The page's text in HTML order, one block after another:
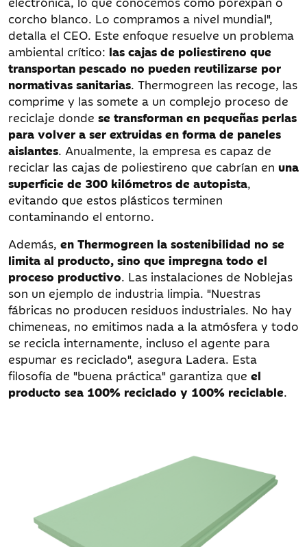
corcho blanco. Lo compramos a nivel mundial",
detalla el CEO. Este enfoque resuelve un problema
ambiental crítico: las cajas de poliestireno que
transportan pescado no pueden reutilizarse por
normativas sanitarias. Thermogreen las recoge, las
comprime y las somete a un complejo proceso de
reciclaje donde se transforman en pequeñas perlas
para volver a ser extruidas en forma de paneles
aislantes. Anualmente, la empresa es capaz de
reciclar las cajas de poliestireno que cabrían en una
superficie de 300 kilómetros de autopista,
evitando que estos plásticos terminen
contaminando el entorno.
Además, en Thermogreen la sostenibilidad no se
limita al producto, sino que impregna todo el
proceso productivo. Las instalaciones de Noblejas
son un ejemplo de industria limpia. "Nuestras
fábricas no producen residuos industriales. No hay
chimeneas, no emitimos nada a la atmósfera y todo
se recicla internamente, incluso el agente para
espumar es reciclado", asegura Ladera. Esta
filosofía de "buena práctica" garantiza que el
producto sea 100% reciclado y 100% reciclable.